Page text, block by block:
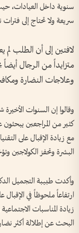
سنوية داخل العيادات،
سريعة ولا تحتاج إلى
لافتين إلى أن الطلب
متزايداً من الرجال أيضاً
وعلاجات النضارة
وقالوا إن السنوات
كثير من المراجعين يبحثون
مع زيادة الإقبال على
البشرة وتحفز الكولاجين
وأكدت طبيبة التجميل
زيادة المناسبات
البحث عن إطلالة أكثر